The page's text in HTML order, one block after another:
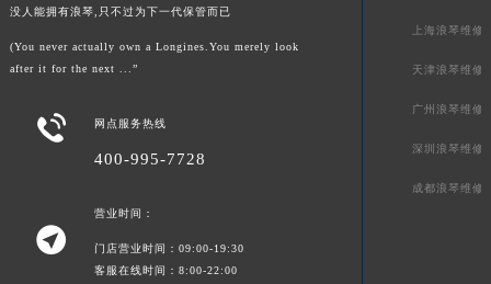
没人能拥有浪琴,只不过为下一代保管而已
(You never actually own a Longines.You merely look
after it for the next ...”
 网点服务热线
400-995-7728

营业时间：
门店营业时间：09:00-19:30
客服在线时间：8:00-22:00
上海浪琴维修
天津浪琴维修
广州浪琴维修
深圳浪琴维修
成都浪琴维修